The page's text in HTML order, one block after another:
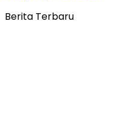
Berita Terbaru